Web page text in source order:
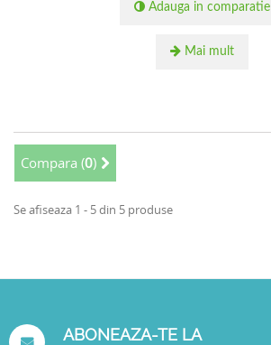
Adauga in comparatie
Mai mult
Compara (0)
Se afiseaza 1 - 5 din 5 produse
ABONEAZA-TE LA